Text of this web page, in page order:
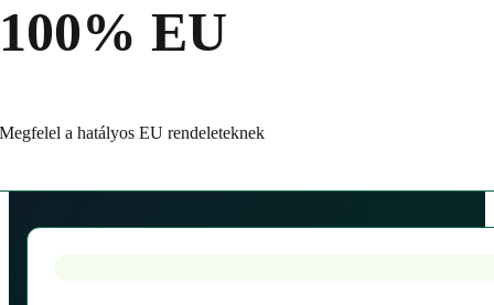
100% EU
Megfelel a hatályos EU rendeleteknek